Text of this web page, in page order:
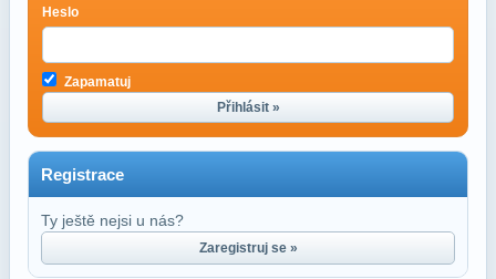
Heslo
Zapamatuj
Přihlásit »
Registrace
Ty ještě nejsi u nás?
Zaregistruj se »